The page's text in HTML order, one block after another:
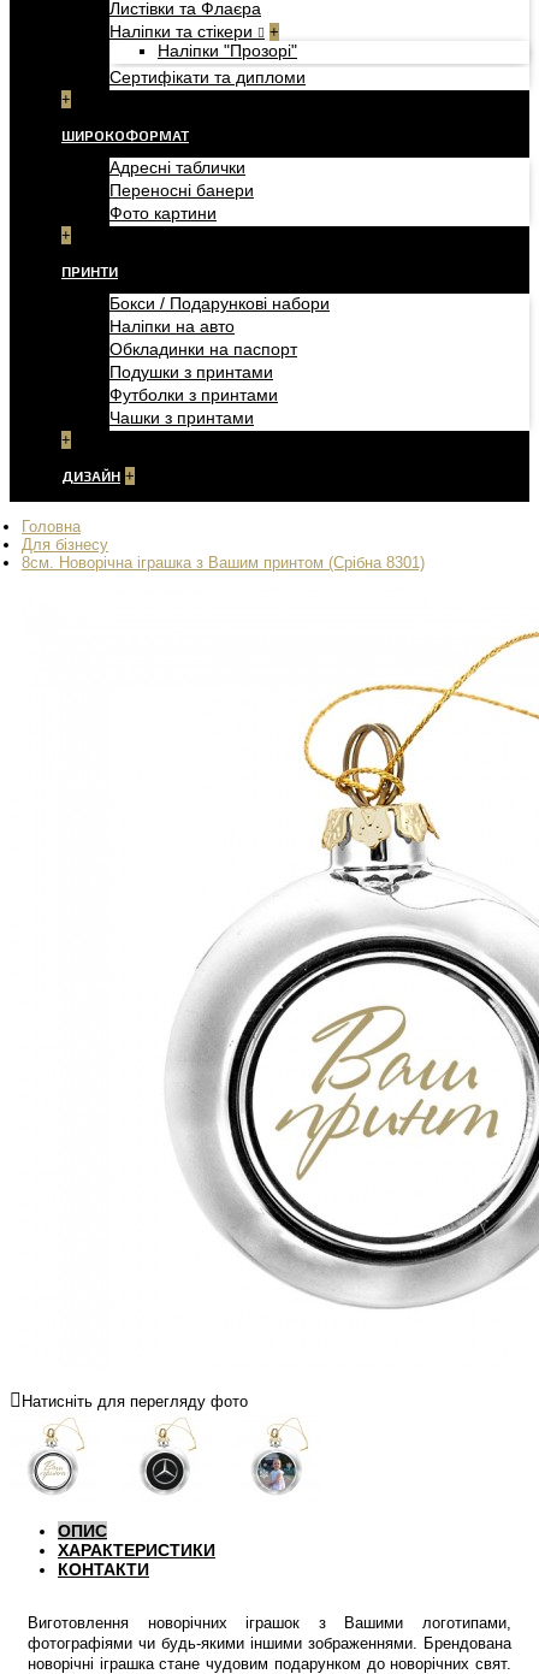
Листівки та Флаєра
Наліпки та стікери
+
Наліпки "Прозорі"
Сертифікати та дипломи
+
ШИРОКОФОРМАТ
Адресні таблички
Переносні банери
Фото картини
+
ПРИНТИ
Бокси / Подарункові набори
Наліпки на авто
Обкладинки на паспорт
Подушки з принтами
Футболки з принтами
Чашки з принтами
+
ДИЗАЙН +
Головна
Для бізнесу
8см. Новорічна іграшка з Вашим принтом (Срібна 8301)
Натисніть для перегляду фото
ОПИС
ХАРАКТЕРИСТИКИ
КОНТАКТИ
Виготовлення новорічних іграшок з Вашими логотипами,
фотографіями чи будь-якими іншими зображеннями. Брендована
новорічні іграшка стане чудовим подарунком до новорічних свят.